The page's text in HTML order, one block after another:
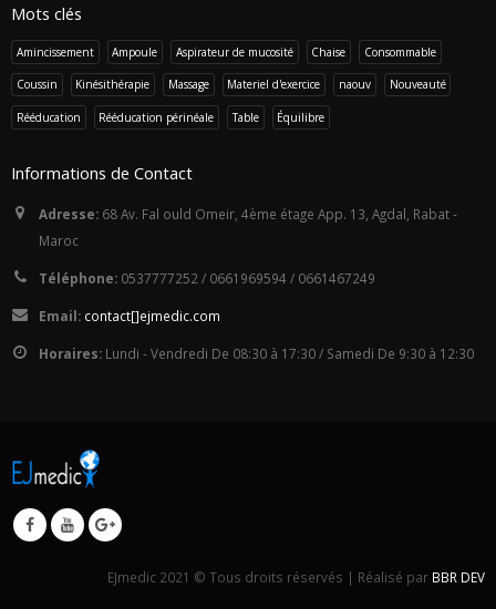
Mots clés
Amincissement Ampoule Aspirateur de mucosité Chaise Consommable
Coussin Kinésithérapie Massage Materiel d'exercice naouv Nouveauté
Rééducation Rééducation périnéale Table Équilibre
Informations de Contact
Adresse: 68 Av. Fal ould Omeir, 4ème étage App. 13, Agdal, Rabat -
Maroc
Téléphone: 0537777252 / 0661969594 / 0661467249
Email: contact[]ejmedic.com
Horaires: Lundi - Vendredi De 08:30 à 17:30 / Samedi De 9:30 à 12:30
EJmedic 2021 © Tous droits réservés | Réalisé par BBR DEV